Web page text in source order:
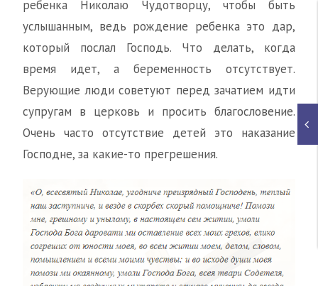
ребенка Николаю Чудотворцу, чтобы быть
услышанным, ведь рождение ребенка это дар,
который послал Господь. Что делать, когда
время идет, а беременность отсутствует.
Верующие люди советуют перед зачатием идти
супругам в церковь и просить благословение.
Очень часто отсутствие детей это наказание
Господне, за какие-то прегрешения.